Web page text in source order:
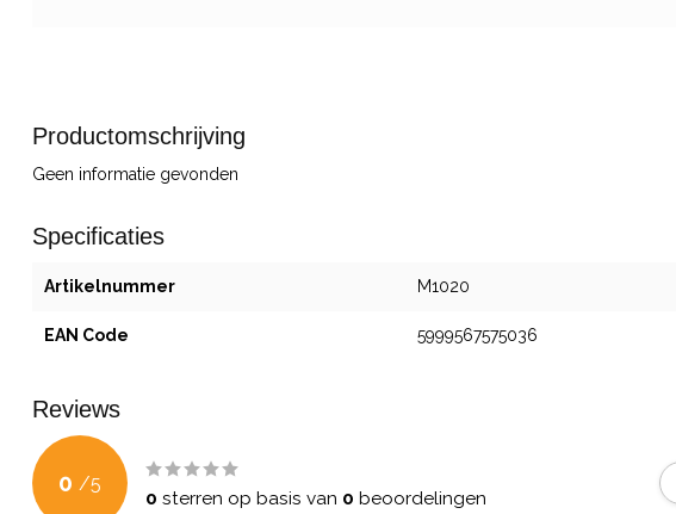
Productomschrijving
Geen informatie gevonden
Specificaties
Artikelnummer M1020
EAN Code 5999567575036
Reviews
0 /5
0 sterren op basis van 0 beoordelingen